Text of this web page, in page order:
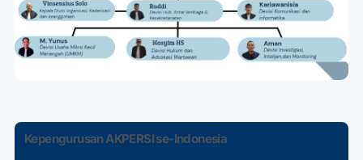
Kepengurusan AKPERSI se-Indonesia